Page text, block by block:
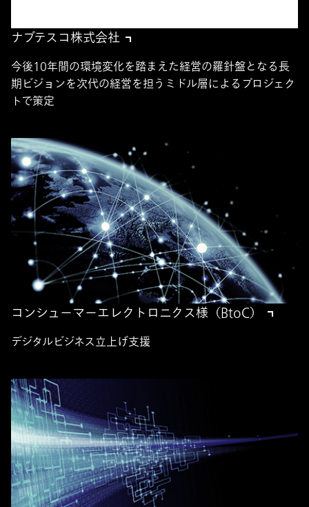
ナブテスコ株式会社
今後10年間の環境変化を踏まえた経営の羅針盤となる長
期ビジョンを次代の経営を担うミドル層によるプロジェク
トで策定
コンシューマーエレクトロニクス様（BtoC）
デジタルビジネス立上げ支援